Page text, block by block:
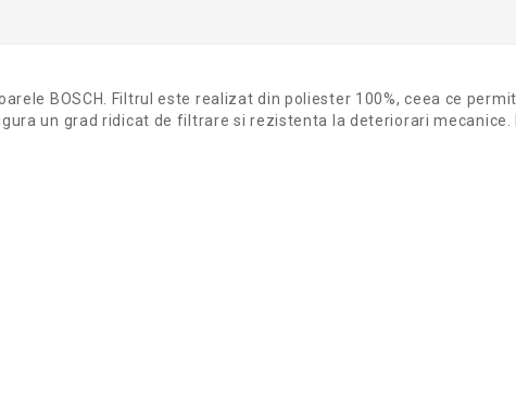
BOSCH. Filtrul este realizat din poliester 100%, ceea ce
un grad ridicat de filtrare si rezistenta la deteriorari mecanice.